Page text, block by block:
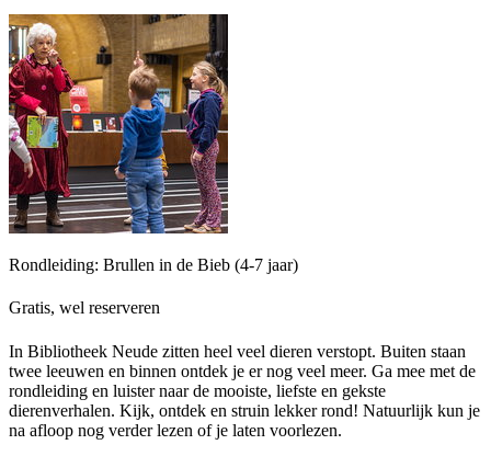
Rondleiding: Brullen in de Bieb (4-7 jaar)
Gratis, wel reserveren
In Bibliotheek Neude zitten heel veel dieren verstopt. Buiten staan
twee leeuwen en binnen ontdek je er nog veel meer. Ga mee met de
rondleiding en luister naar de mooiste, liefste en gekste
dierenverhalen. Kijk, ontdek en struin lekker rond! Natuurlijk kun je
na afloop nog verder lezen of je laten voorlezen.